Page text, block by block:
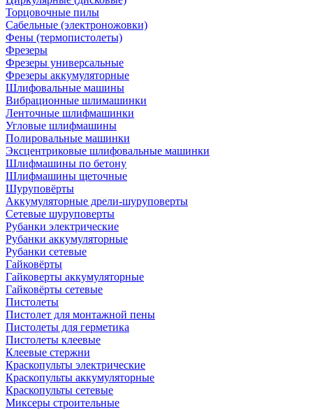
Торцовочные пилы
Сабельные (электроножовки)
Фены (термопистолеты)
Фрезеры
Фрезеры универсальные
Фрезеры аккумуляторные
Шлифовальные машины
Вибрационные шлимашинки
Ленточные шлифмашинки
Угловые шлифмашины
Полировальные машинки
Эксцентриковые шлифовальные машинки
Шлифмашины по бетону
Шлифмашины щеточные
Шуруповёрты
Аккумуляторные дрели-шуруповерты
Сетевые шуруповерты
Рубанки электрические
Рубанки аккумуляторные
Рубанки сетевые
Гайковёрты
Гайковерты аккумуляторные
Гайковёрты сетевые
Пистолеты
Пистолет для монтажной пены
Пистолеты для герметика
Пистолеты клеевые
Клеевые стержни
Краскопульты электрические
Краскопульты аккумуляторные
Краскопульты сетевые
Миксеры строительные